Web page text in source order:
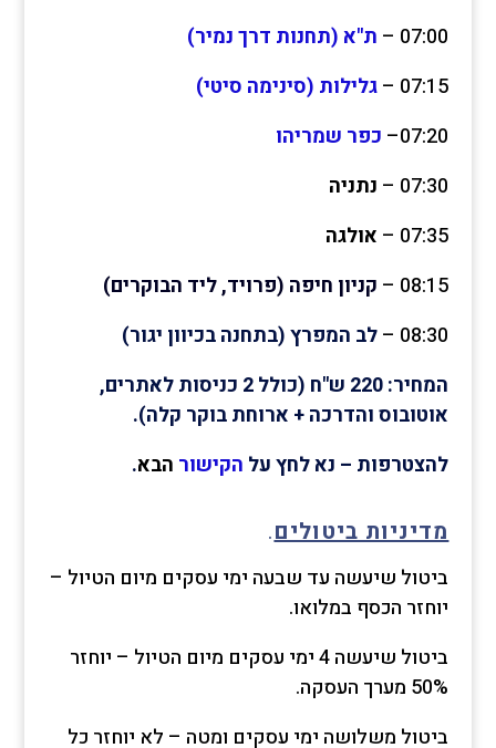
07:00 –
ת"א (תחנות דרך נמיר)
07:15 –
גלילות (סינימה סיטי)
07:20–
כפר שמריהו
07:30 –
נתניה
07:35 –
אולגה
08:15 –
קניון חיפה (פרויד, ליד הבוקרים)
08:30 –
לב המפרץ (בתחנה בכיוון יגור)
המחיר: 220 ש"ח (כולל 2 כניסות לאתרים,
אוטובוס והדרכה + ארוחת בוקר קלה).
להצטרפות – נא לחץ על הקישור הבא.
מדיניות ביטולים.
ביטול שיעשה עד שבעה ימי עסקים מיום הטיול –
יוחזר הכסף במלואו.
ביטול שיעשה 4 ימי עסקים מיום הטיול – יוחזר
50% מערך העסקה.
ביטול משלושה ימי עסקים ומטה – לא יוחזר כל